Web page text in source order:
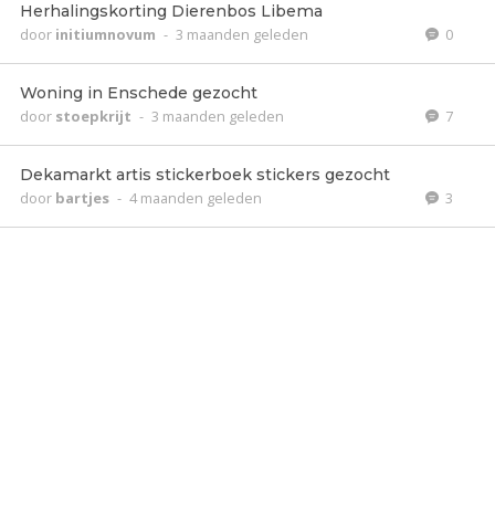
Herhalingskorting Dierenbos Libema
door initiumnovum - 3 maanden geleden 0
Woning in Enschede gezocht
door stoepkrijt - 3 maanden geleden 7
Dekamarkt artis stickerboek stickers gezocht
door bartjes - 4 maanden geleden 3